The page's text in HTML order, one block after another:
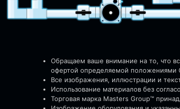
Обращаем ваше внимание на то, что
офертой определяемой положениями
Все изображения, иллюстрации и
Использование материалов без
Торговая марка Masters Group™